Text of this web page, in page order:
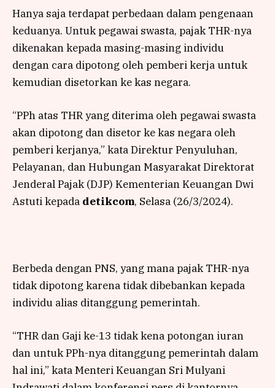
Hanya saja terdapat perbedaan dalam pengenaan
keduanya. Untuk pegawai swasta, pajak THR-nya
dikenakan kepada masing-masing individu
dengan cara dipotong oleh pemberi kerja untuk
kemudian disetorkan ke kas negara.
“PPh atas THR yang diterima oleh pegawai swasta
akan dipotong dan disetor ke kas negara oleh
pemberi kerjanya,” kata Direktur Penyuluhan,
Pelayanan, dan Hubungan Masyarakat Direktorat
Jenderal Pajak (DJP) Kementerian Keuangan Dwi
Astuti kepada detikcom, Selasa (26/3/2024).
Berbeda dengan PNS, yang mana pajak THR-nya
tidak dipotong karena tidak dibebankan kepada
individu alias ditanggung pemerintah.
“THR dan Gaji ke-13 tidak kena potongan iuran
dan untuk PPh-nya ditanggung pemerintah dalam
hal ini,” kata Menteri Keuangan Sri Mulyani